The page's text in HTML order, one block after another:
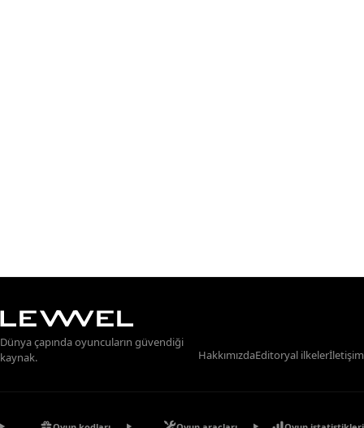
Dünya çapında oyuncuların güvendiği
kaynak.
HakkımızdaEditoryal ilkelerİletişim